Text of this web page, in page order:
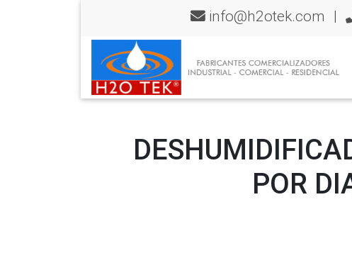
info@h2otek.com |
POR